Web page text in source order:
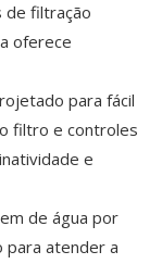
de filtração
oferece
para fácil
filtro e controles
e
de água por
atender a